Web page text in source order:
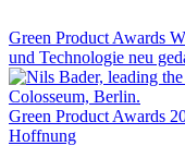
Green Product Awards
und Technologie neu
Green Product Awards
Hoffnung